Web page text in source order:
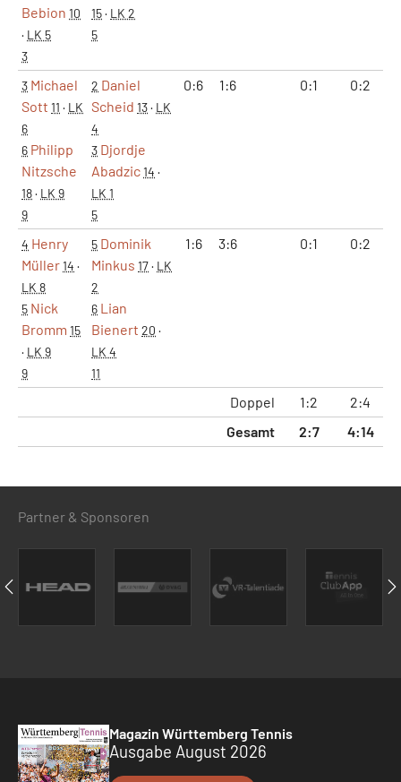
Bebion 10
· LK 5
3
15· LK 2
5
3 Michael
Sott 11 · LK
6
6 Philipp
Nitzsche
18· LK 9
9
2 Daniel
Scheid 13· LK
4
3 Djordje
Abadzic14 ·
LK 1
5
0:6 1:6 0:1 0:2
4 Henry
Müller14 ·
LK 8
5 Nick
Bromm 15
· LK 9
9
5 Dominik
Minkus 17· LK
2
6 Lian
Bienert 20 ·
LK 4
11
1:6 3:6 0:1 0:2
Doppel 1:2 2:4
Gesamt
2:7 4:14
Partner & Sponsoren
Magazin Württemberg Tennis
Ausgabe August 2026